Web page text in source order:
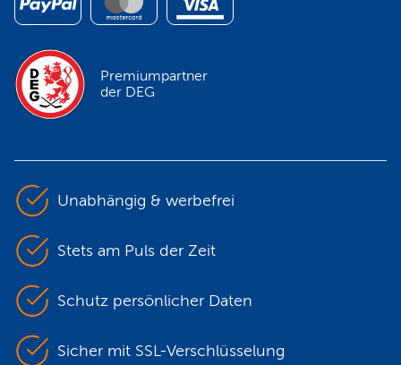
Premiumpartner
der DEG
Unabhängig & werbefrei
Stets am Puls der Zeit
Schutz persönlicher Daten
Sicher mit SSL-Verschlüsselung